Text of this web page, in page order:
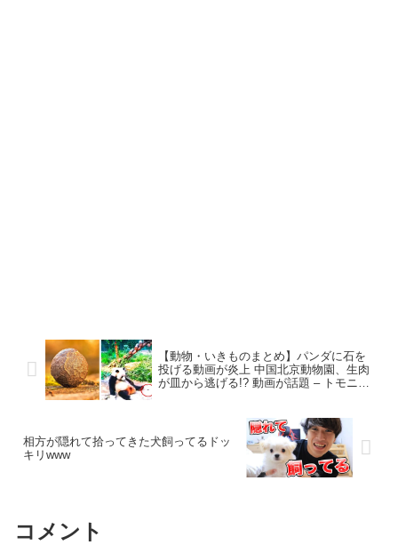
【動物・いきものまとめ】パンダに石を
投げる動画が炎上 中国北京動物園、生肉
が皿から逃げる!? 動画が話題 – トモニュ
相方が隠れて拾ってきた犬飼ってるドッ
キリwww
コメント